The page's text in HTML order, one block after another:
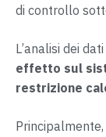
di controllo
L’analisi dei
effetto sul
restrizione